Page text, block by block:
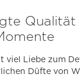
Qualität
viel Liebe zum
Düfte von